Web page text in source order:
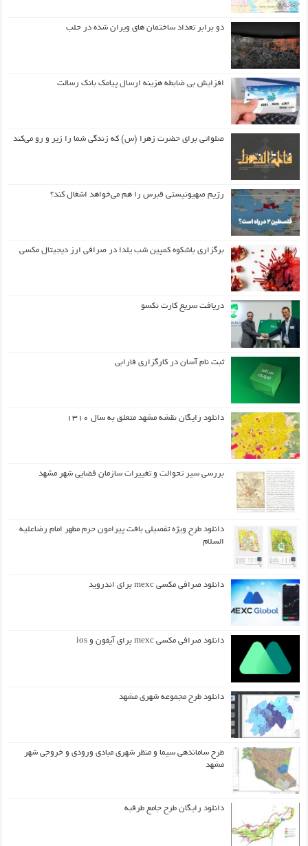
دو برابر تعداد ساختمان های ویران شده در حلب
افزایش بی ضابطه هزینه ارسال پیامک بانک رسالت
صلواتی برای حضرت زهرا (س) که زندگی شما را زیر و رو می‌کند
رژیم صهیونیستی قبرس را هم می‌خواهد اشغال کند؟
برگزاری باشکوه کمپین شب یلدا در صرافی ارز دیجیتال مکسی
دریافت سریع کارت نکسو
ثبت نام آسان در کارگزاری فارابی
دانلود رایگان نقشه مشهد متعلق به سال ۱۳۱۰
بررسی سیر تحوالت و تغییرات سازمان فضایی شهر مشهد
دانلود طرح ويژه تفصيلي بافت پيرامون حرم مطهر امام رضاعليه
السلام
دانلود صرافی مکسی mexc برای اندروید
دانلود صرافی مکسی mexc برای آیفون و ios
دانلود طرح مجموعه شهری مشهد
طرح ساماندهی سیما و منظر شهری مبادی ورودی و خروجی شهر
مشهد
دانلود رایگان طرح جامع طرقبه